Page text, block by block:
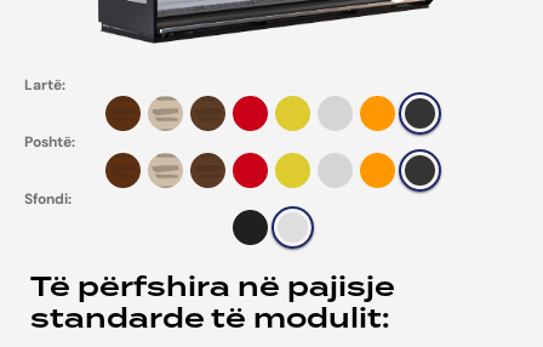
Lartë:
Poshtë:
Sfondi:
Të përfshira në pajisje
standarde të modulit: